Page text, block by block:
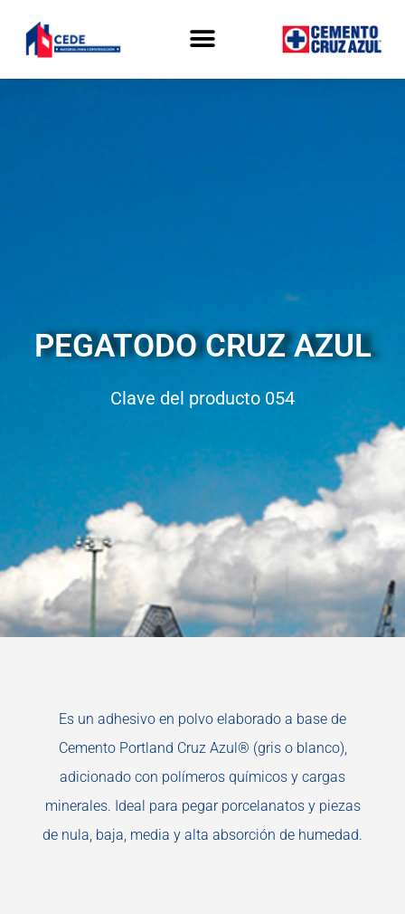
contenido
Menu
PEGATODO CRUZ AZUL
Clave del producto 054
Es un adhesivo en polvo elaborado a base de
Cemento Portland Cruz Azul® (gris o blanco),
adicionado con polímeros químicos y cargas
minerales. Ideal para pegar porcelanatos y piezas
de nula, baja, media y alta absorción de humedad.